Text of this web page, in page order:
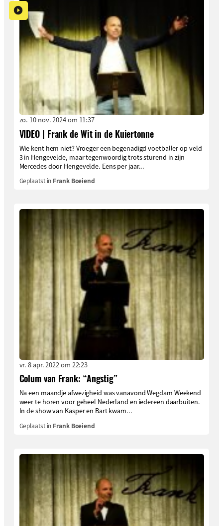
zo. 10 nov. 2024 om 11:37
VIDEO | Frank de Wit in de Kuiertonne
Wie kent hem niet? Vroeger een begenadigd voetballer op veld
3 in Hengevelde, maar tegenwoordig trots sturend in zijn
Mercedes door Hengevelde. Eens per jaar...
Geplaatst in Frank Boeiend
vr. 8 apr. 2022 om 22:23
Colum van Frank: “Angstig”
Na een maandje afwezigheid was vanavond Wegdam Weekend
weer te horen voor geheel Nederland en iedereen daarbuiten.
In de show van Kasper en Bart kwam...
Geplaatst in Frank Boeiend